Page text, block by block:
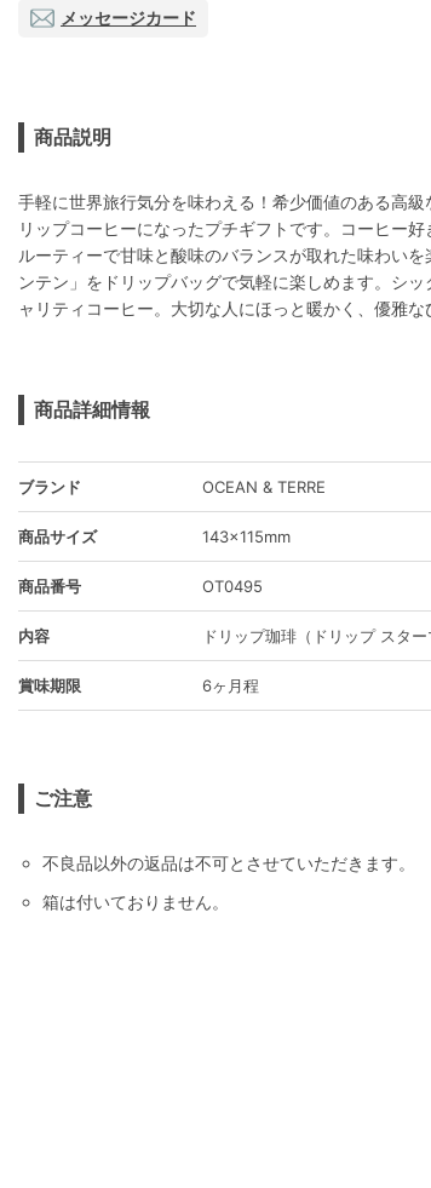
メッセージカード
商品説明
手軽に世界旅行気分を味わえる！希少価値のある高
リップコーヒーになったプチギフトです。コーヒー
ルーティーで甘味と酸味のバランスが取れた味わい
ンテン」をドリップバッグで気軽に楽しめます。シ
ャリティコーヒー。大切な人にほっと暖かく、優雅な
商品詳細情報
ブランド OCEAN & TERRE
商品サイズ 143×115mm
商品番号 OT0495
内容 ドリップ珈琲（ドリップ スタ
賞味期限 6ヶ月程
ご注意
不良品以外の返品は不可とさせていただきます。
箱は付いておりません。